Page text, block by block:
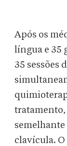
Após os
língua e 35
35 sessões
tratamento,
semelhante
clavícula.